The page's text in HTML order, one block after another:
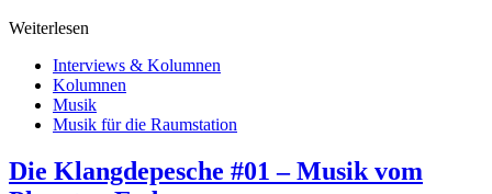
Weiterlesen
Interviews & Kolumnen
Kolumnen
Musik
Musik für die Raumstation
Die Klangdepesche #01 – Musik vom